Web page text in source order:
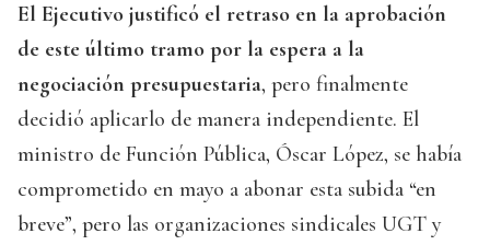
El Ejecutivo justificó el retraso en la aprobación
de este último tramo por la espera a la
negociación presupuestaria, pero finalmente
decidió aplicarlo de manera independiente. El
ministro de Función Pública, Óscar López, se había
comprometido en mayo a abonar esta subida “en
breve”, pero las organizaciones sindicales UGT y